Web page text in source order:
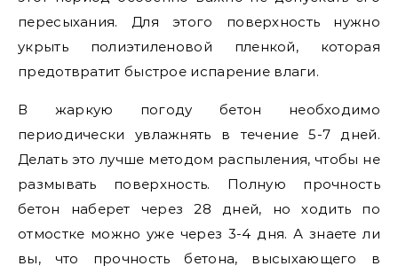
пересыхания. Для этого поверхность нужно
укрыть полиэтиленовой пленкой, которая
предотвратит быстрое испарение влаги.
В жаркую погоду бетон необходимо
периодически увлажнять в течение 5-7 дней.
Делать это лучше методом распыления, чтобы не
размывать поверхность. Полную прочность
бетон наберет через 28 дней, но ходить по
отмостке можно уже через 3-4 дня. А знаете ли
вы, что прочность бетона, высыхающего в